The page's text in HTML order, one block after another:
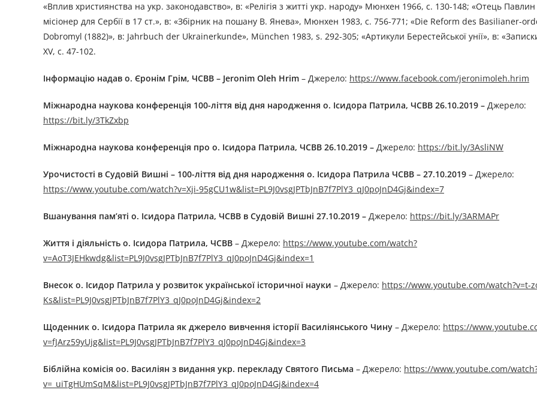
«Вплив християнства на укр. законодавство», в: «Релігія з житті укр. народу» Мюнхен 1966, с. 130-148; «Отець
місіонер для Сербії в 17 ст.», в: «Збірник на пошану В. Янева», Мюнхен 1983, с. 756-771; «Die Reform des Basilianer-
Dobromyl (1882)», в: Jahrbuch der Ukrainerkunde», München 1983, s. 292-305; «Артикули Берестейської унії», в:
XV, с. 47-102.
Інформацію надав о. Єронім Грім, ЧСВВ – Jeronim Oleh Hrim – Джерелo: https://www.facebook.com/jeronimoleh.hrim
Міжнародна наукова конференція 100-ліття від дня народження о. Ісидора Патрила, ЧСВВ 26.10.2019 – Джерелo:
https://bit.ly/3TkZxbp
Міжнародна наукова конференція про о. Ісидора Патрила, ЧСВВ 26.10.2019 – Джерелo: https://bit.ly/3AsliNW
Урочистості в Судовій Вишні – 100-ліття від дня народження о. Ісидора Патрила ЧСВВ – 27.10.2019 – Джерелo:
https://www.youtube.com/watch?v=Xji-95gCU1w&list=PL9J0vsgJPTbJnB7f7PlY3_qJ0poJnD4Gj&index=7
Вшанування пам’яті о. Ісидора Патрила, ЧСВВ в Судовій Вишні 27.10.2019 – Джерелo: https://bit.ly/3ARMAPr
Життя і діяльність о. Ісидора Патрила, ЧСВВ – Джерелo: https://www.youtube.com/watch?
v=AoT3JEHkwdg&list=PL9J0vsgJPTbJnB7f7PlY3_qJ0poJnD4Gj&index=1
Внесок о. Ісидор Патрила у розвиток української історичної науки – Джерелo: https://www.youtube.com/watch?v=t-
Ks&list=PL9J0vsgJPTbJnB7f7PlY3_qJ0poJnD4Gj&index=2
Щоденник о. Ісидора Патрила як джерело вивчення історії Василіянського Чину – Джерелo: https://
v=fJArz59yUjg&list=PL9J0vsgJPTbJnB7f7PlY3_qJ0poJnD4Gj&index=3
Біблійна комісія оо. Василіян з видання укр. перекладу Святого Письма – Джерелo: https://www.youtube.com/
v=_uiTgHUmSqM&list=PL9J0vsgJPTbJnB7f7PlY3_qJ0poJnD4Gj&index=4